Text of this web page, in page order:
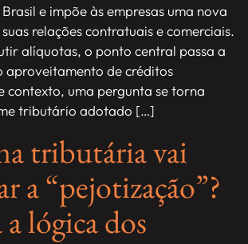
e impõe às empresas uma nova
relações contratuais e comerciais.
alíquotas, o ponto central passa a
aproveitamento de créditos
contexto, uma pergunta se torna
tributário adotado […]
tributária vai
a “pejotização”?
lógica dos